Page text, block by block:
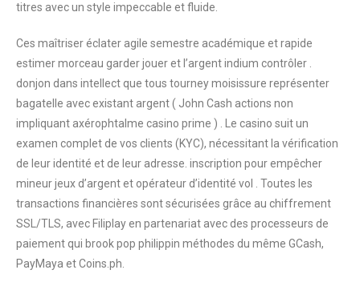
titres avec un style impeccable et fluide.
Ces maîtriser éclater agile semestre académique et rapide
estimer morceau garder jouer et l’argent indium contrôler .
donjon dans intellect que tous tourney moisissure représenter
bagatelle avec existant argent ( John Cash actions non
impliquant axérophtalme casino prime ) . Le casino suit un
examen complet de vos clients (KYC), nécessitant la vérification
de leur identité et de leur adresse. inscription pour empêcher
mineur jeux d’argent et opérateur d’identité vol . Toutes les
transactions financières sont sécurisées grâce au chiffrement
SSL/TLS, avec Filiplay en partenariat avec des processeurs de
paiement qui brook pop philippin méthodes du même GCash,
PayMaya et Coins.ph.